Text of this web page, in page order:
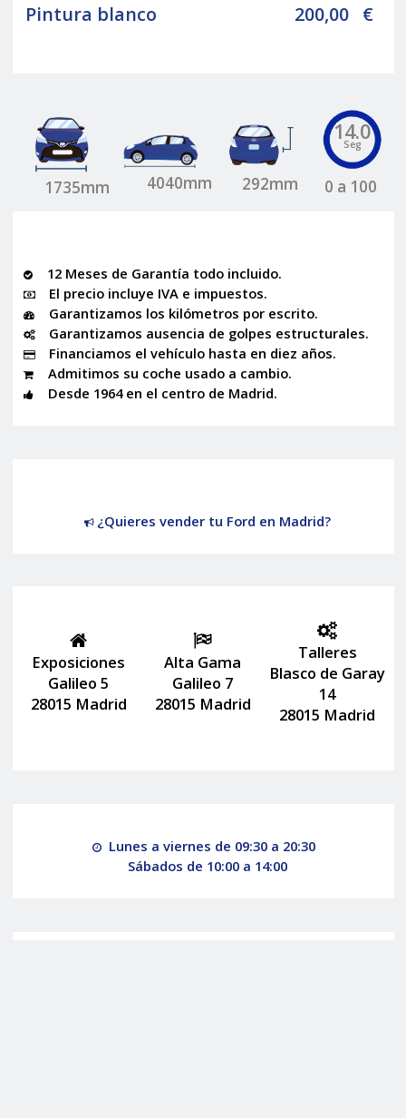
Pintura blanco
200,00 €
1735mm 4040mm 292mm
14.0
Seg
0 a 100
12 Meses de Garantía todo incluido.
El precio incluye IVA e impuestos.
Garantizamos los kilómetros por escrito.
Garantizamos ausencia de golpes estructurales.
Financiamos el vehículo hasta en diez años.
Admitimos su coche usado a cambio.
Desde 1964 en el centro de Madrid.
¿Quieres vender tu Ford en Madrid?
Exposiciones
Galileo 5
28015 Madrid
Alta Gama
Galileo 7
28015 Madrid
Talleres
Blasco de Garay
14
28015 Madrid
Lunes a viernes de 09:30 a 20:30
Sábados de 10:00 a 14:00